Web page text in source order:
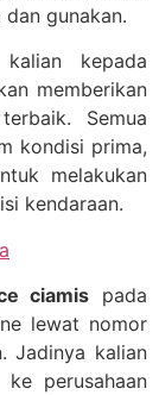
gunakan.
kepada
memberikan
Semua
kondisi prima,
melakukan
kendaraan.
ciamis pada
lewat nomor
Jadinya kalian
perusahaan